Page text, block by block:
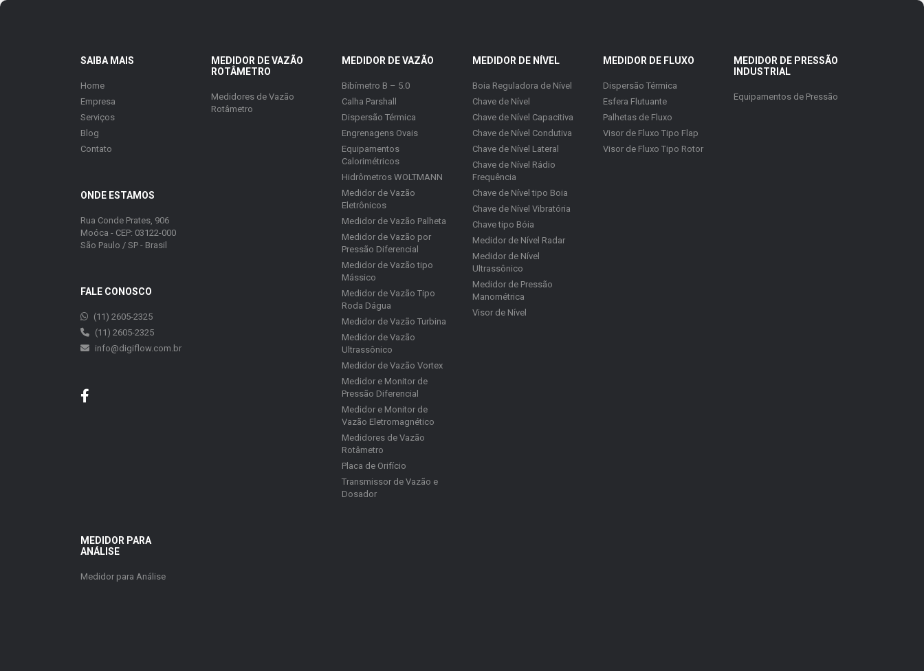
SAIBA MAIS
Home
Empresa
Serviços
Blog
Contato
ONDE ESTAMOS
Rua Conde Prates, 906
Moóca - CEP: 03122-000
São Paulo / SP - Brasil
FALE CONOSCO
(11) 2605-2325
(11) 2605-2325
info@digiflow.com.br
MEDIDOR DE VAZÃO
ROTÂMETRO
Medidores de Vazão
Rotâmetro
MEDIDOR DE VAZÃO
Bibímetro B – 5.0
Calha Parshall
Dispersão Térmica
Engrenagens Ovais
Equipamentos
Calorimétricos
Hidrômetros WOLTMANN
Medidor de Vazão
Eletrônicos
Medidor de Vazão Palheta
Medidor de Vazão por
Pressão Diferencial
Medidor de Vazão tipo
Mássico
Medidor de Vazão Tipo
Roda Dágua
Medidor de Vazão Turbina
Medidor de Vazão
Ultrassônico
Medidor de Vazão Vortex
Medidor e Monitor de
Pressão Diferencial
Medidor e Monitor de
Vazão Eletromagnético
Medidores de Vazão
Rotâmetro
Placa de Orifício
Transmissor de Vazão e
Dosador
MEDIDOR DE NÍVEL
Boia Reguladora de Nível
Chave de Nível
Chave de Nível Capacitiva
Chave de Nível Condutiva
Chave de Nível Lateral
Chave de Nível Rádio
Frequência
Chave de Nível tipo Boia
Chave de Nível Vibratória
Chave tipo Bóia
Medidor de Nível Radar
Medidor de Nível
Ultrassônico
Medidor de Pressão
Manométrica
Visor de Nível
MEDIDOR DE FLUXO
Dispersão Térmica
Esfera Flutuante
Palhetas de Fluxo
Visor de Fluxo Tipo Flap
Visor de Fluxo Tipo Rotor
MEDIDOR DE PRESSÃO
INDUSTRIAL
Equipamentos de Pressão
MEDIDOR PARA
ANÁLISE
Medidor para Análise